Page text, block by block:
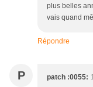
plus belles
vais quand
Répondre
P patch :0055: